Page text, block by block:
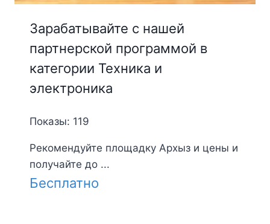
Зарабатывайте с нашей
партнерской программой в
категории Техника и
электроника
Показы: 119
Рекомендуйте площадку Архыз и цены и
получайте до ...
Бесплатно